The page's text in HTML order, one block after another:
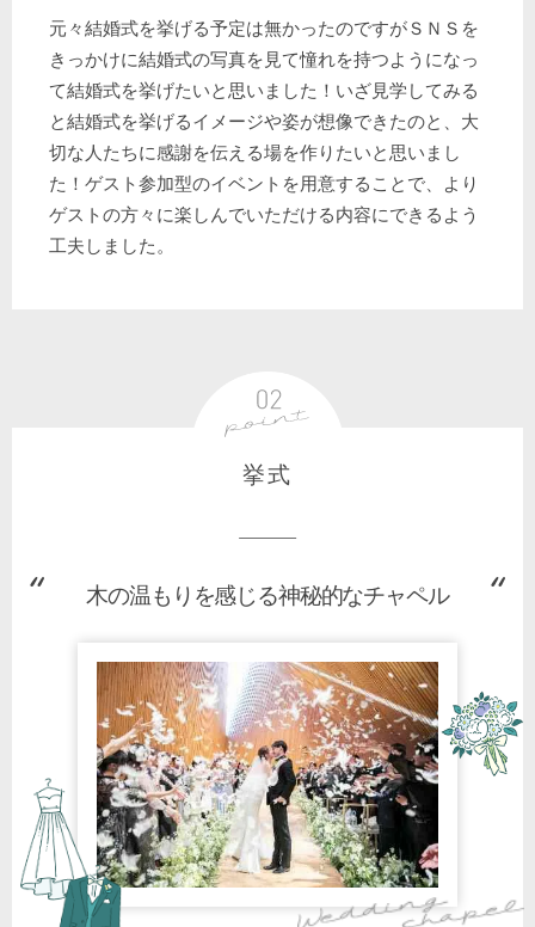
元々結婚式を挙げる予定は無かったのですがＳＮＳを
きっかけに結婚式の写真を見て憧れを持つようになっ
て結婚式を挙げたいと思いました！いざ見学してみる
と結婚式を挙げるイメージや姿が想像できたのと、大
切な人たちに感謝を伝える場を作りたいと思いまし
た！ゲスト参加型のイベントを用意することで、より
ゲストの方々に楽しんでいただける内容にできるよう
工夫しました。
挙式
木の温もりを感じる神秘的なチャペル